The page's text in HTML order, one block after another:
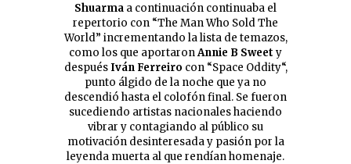
Shuarma a continuación continuaba el
repertorio con “The Man Who Sold The
World” incrementando la lista de temazos,
como los que aportaronAnnie B Sweet y
despuésIván Ferreiro con “Space Oddity“,
punto álgido de la noche que ya no
descendió hasta el colofón final. Se fueron
sucediendo artistas nacionales haciendo
vibrar y contagiando al público su
motivación desinteresada y pasión por la
leyenda muerta al que rendían homenaje.